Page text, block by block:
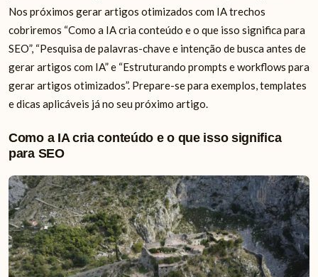
Nos próximos gerar artigos otimizados com IA trechos
cobriremos “Como a IA cria conteúdo e o que isso significa para
SEO”, “Pesquisa de palavras-chave e intenção de busca antes de
gerar artigos com IA” e “Estruturando prompts e workflows para
gerar artigos otimizados”. Prepare-se para exemplos, templates
e dicas aplicáveis já no seu próximo artigo.
Como a IA cria conteúdo e o que isso significa
para SEO